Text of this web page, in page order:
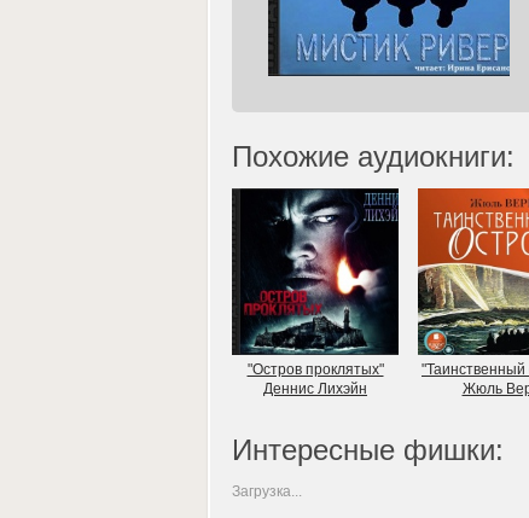
Похожие аудиокниги:
"Остров проклятых"
Деннис Лихэйн
"Таинственный
Жюль
Интересные фишки:
Загрузка...